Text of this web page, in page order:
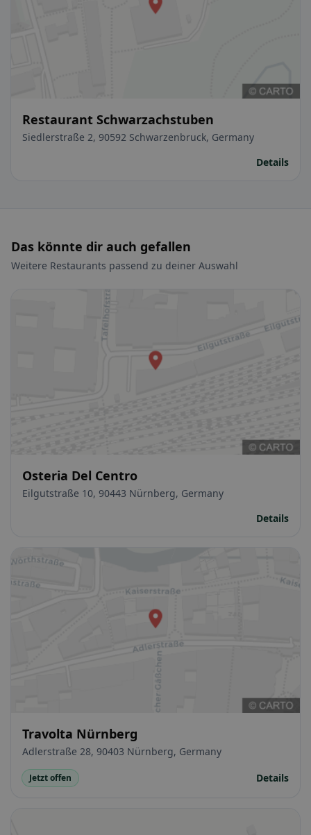
Restaurant Schwarzachstuben
Siedlerstraße 2, 90592 Schwarzenbruck, Germany
Details
Das könnte dir auch gefallen
Weitere Restaurants passend zu deiner Auswahl
Osteria Del Centro
Eilgutstraße 10, 90443 Nürnberg, Germany
Details
Travolta Nürnberg
Adlerstraße 28, 90403 Nürnberg, Germany
Jetzt offen Details